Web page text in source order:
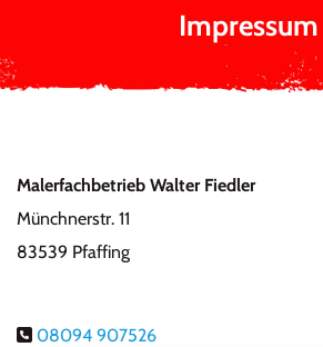
Impressum
Malerfachbetrieb Walter Fiedler
Münchnerstr. 11
83539 Pfaffing
 08094 907526